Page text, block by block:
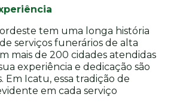
tem uma longa história
serviços funerários de alta
mais de 200 cidades atendidas
experiência e dedicação são
Em Icatu, essa tradição de
em cada serviço